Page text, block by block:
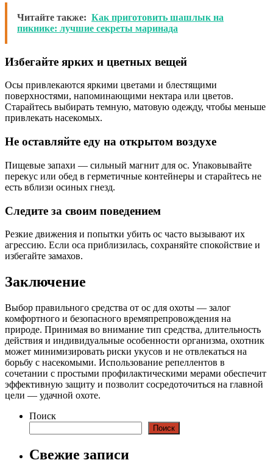
Читайте также: Как приготовить шашлык на
пикнике: лучшие секреты маринада
Избегайте ярких и цветных вещей
Осы привлекаются яркими цветами и блестящими
поверхностями, напоминающими нектара или цветов.
Старайтесь выбирать темную, матовую одежду, чтобы меньше
привлекать насекомых.
Не оставляйте еду на открытом воздухе
Пищевые запахи — сильный магнит для ос. Упаковывайте
перекус или обед в герметичные контейнеры и старайтесь не
есть вблизи осиных гнезд.
Следите за своим поведением
Резкие движения и попытки убить ос часто вызывают их
агрессию. Если оса приблизилась, сохраняйте спокойствие и
избегайте замахов.
Заключение
Выбор правильного средства от ос для охоты — залог
комфортного и безопасного времяпрепровождения на
природе. Принимая во внимание тип средства, длительность
действия и индивидуальные особенности организма, охотник
может минимизировать риски укусов и не отвлекаться на
борьбу с насекомыми. Использование репеллентов в
сочетании с простыми профилактическими мерами обеспечит
эффективную защиту и позволит сосредоточиться на главной
цели — удачной охоте.
Поиск
Поиск
Свежие записи